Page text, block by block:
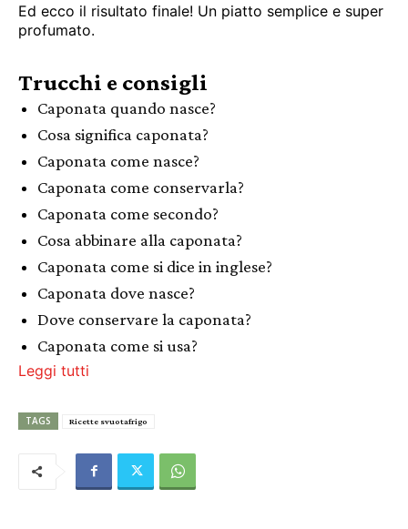
Ed ecco il risultato finale! Un piatto semplice e super
profumato.
Trucchi e consigli
Caponata quando nasce?
Cosa significa caponata?
Caponata come nasce?
Caponata come conservarla?
Caponata come secondo?
Cosa abbinare alla caponata?
Caponata come si dice in inglese?
Caponata dove nasce?
Dove conservare la caponata?
Caponata come si usa?
Leggi tutti
TAGS Ricette svuotafrigo